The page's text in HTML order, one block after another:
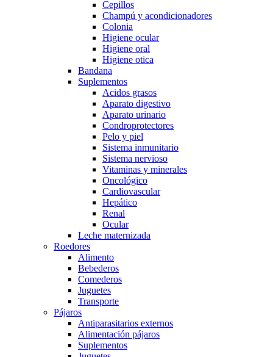
Cepillos
Champú y acondicionadores
Colonia
Higiene ocular
Higiene oral
Higiene otica
Bandana
Suplementos
Acidos grasos
Aparato digestivo
Aparato urinario
Condroprotectores
Pelo y piel
Sistema inmunitario
Sistema nervioso
Vitaminas y minerales
Oncológico
Cardiovascular
Hepático
Renal
Ocular
Leche maternizada
Roedores
Alimento
Bebederos
Comederos
Juguetes
Transporte
Pájaros
Antiparasitarios externos
Alimentación pájaros
Suplementos